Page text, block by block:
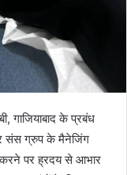
गाजियाबाद के प्रबंध
संस ग्रुप के मैनेजिंग
करने पर ह्रदय से आभार